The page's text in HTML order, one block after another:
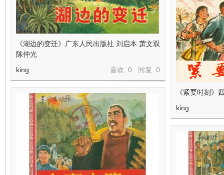
《湖边的变迁》广东人民出版社 刘启本 萧文双
陈仲光
喜欢: 0 回复: 0
king
《紧要时刻》
king